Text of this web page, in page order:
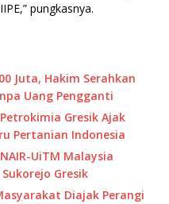
pungkasnya.
Juta, Hakim Serahkan
Uang Pengganti
Gresik Ajak
Pertanian Indonesia
UiTM Malaysia
Gresik
Diajak Perangi